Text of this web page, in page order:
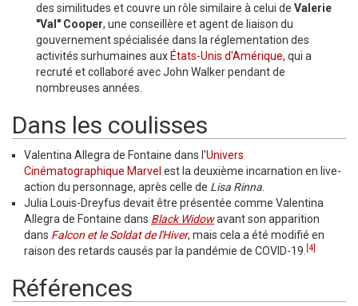
des similitudes et couvre un rôle similaire à celui de Valerie
"Val" Cooper, une conseillère et agent de liaison du
gouvernement spécialisée dans la réglementation des
activités surhumaines aux États-Unis d'Amérique, qui a
recruté et collaboré avec John Walker pendant de
nombreuses années.
Dans les coulisses
Valentina Allegra de Fontaine dans l'Univers
Cinématographique Marvel est la deuxième incarnation en live-
action du personnage, après celle de Lisa Rinna
Julia Louis-Dreyfus devait être présentée comme Valentina
Allegra de Fontaine dans Black Widowavant son apparition
dans Falcon et le Soldat de l'Hiver, mais cela a été modifié en
raison des retards causés par la pandémie de COVID-19. [4]
Références